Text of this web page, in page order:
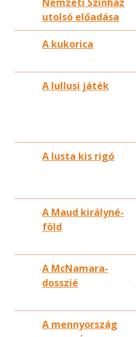
utolsó előadása
A kukorica
A lullusi játék
A lusta kis rigó
A Maud királyné-
föld
A McNamara-
dosszié
A mennyország